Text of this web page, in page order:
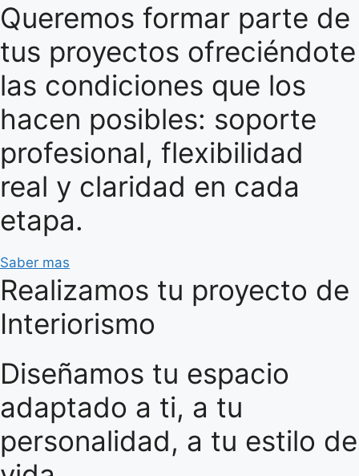
Queremos formar parte de
tus proyectos ofreciéndote
las condiciones que los
hacen posibles: soporte
profesional, flexibilidad
real y claridad en cada
etapa.
Saber mas
Realizamos tu proyecto de
Interiorismo
Diseñamos tu espacio
adaptado a ti, a tu
personalidad, a tu estilo de